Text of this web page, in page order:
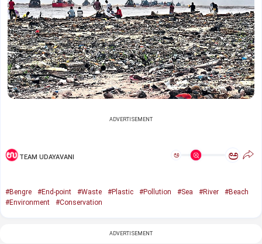
ADVERTISEMENT
TEAM UDAYAVANI ಅ ಅ
#Bengre #End-point #Waste #Plastic #Pollution #Sea #River
#Beach
#Environment
#Conservation
ADVERTISEMENT